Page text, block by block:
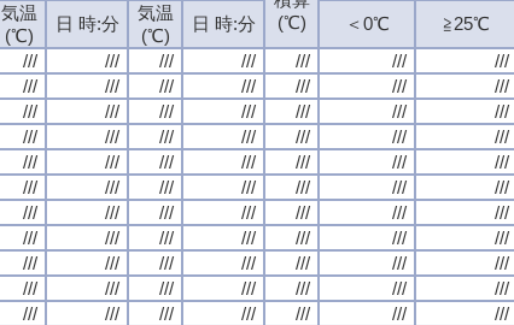
(℃)
気温
(℃)
日 時:分
気温
(℃)
日 時:分 ＜0℃ ≧25℃
/// /// /// /// /// /// ///
/// /// /// /// /// /// ///
/// /// /// /// /// /// ///
/// /// /// /// /// /// ///
/// /// /// /// /// /// ///
/// /// /// /// /// /// ///
/// /// /// /// /// /// ///
/// /// /// /// /// /// ///
/// /// /// /// /// /// ///
/// /// /// /// /// /// ///
/// /// /// /// /// /// ///